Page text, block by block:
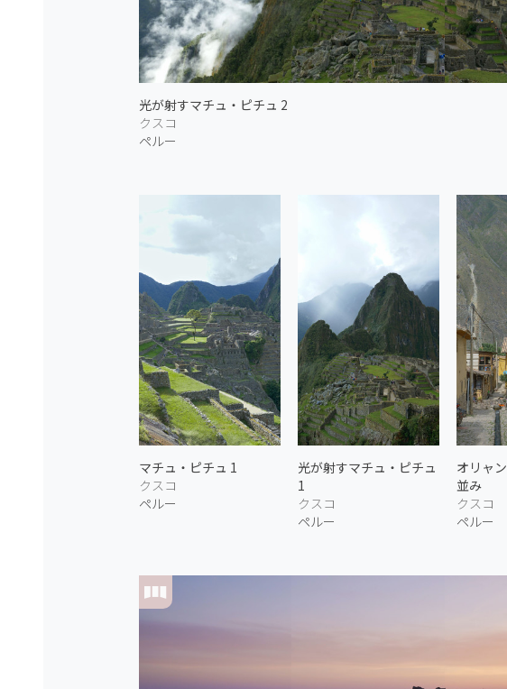
光が射すマチュ・ピチュ 2
クスコ
ペルー
マチュ・ピチュ 1
クスコ
ペルー
光が射すマチュ・ピチュ
1
クスコ
ペルー
オリャ
並み
クスコ
ペルー